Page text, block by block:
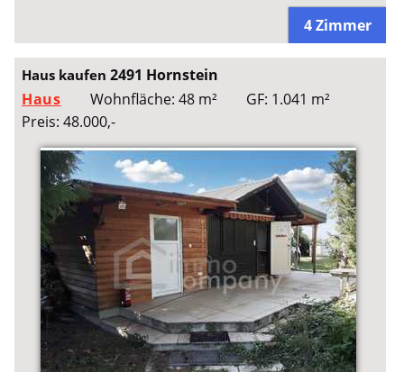
4 Zimmer
Haus kaufen2491 Hornstein
Haus
Wohnfläche: 48 m²
GF: 1.041 m²
Preis: 48.000,-